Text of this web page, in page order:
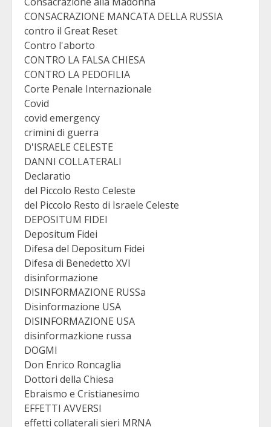
CONSACRAZIONE MANCATA DELLA RUSSIA
contro il Great Reset
Contro l'aborto
CONTRO LA FALSA CHIESA
CONTRO LA PEDOFILIA
Corte Penale Internazionale
Covid
covid emergency
crimini di guerra
D'ISRAELE CELESTE
DANNI COLLATERALI
Declaratio
del Piccolo Resto Celeste
del Piccolo Resto di Israele Celeste
DEPOSITUM FIDEI
Depositum Fidei
Difesa del Depositum Fidei
Difesa di Benedetto XVI
disinformazione
DISINFORMAZIONE RUSSa
Disinformazione USA
DISINFORMAZIONE USA
disinformazkione russa
DOGMI
Don Enrico Roncaglia
Dottori della Chiesa
Ebraismo e Cristianesimo
EFFETTI AVVERSI
effetti collaterali sieri MRNA